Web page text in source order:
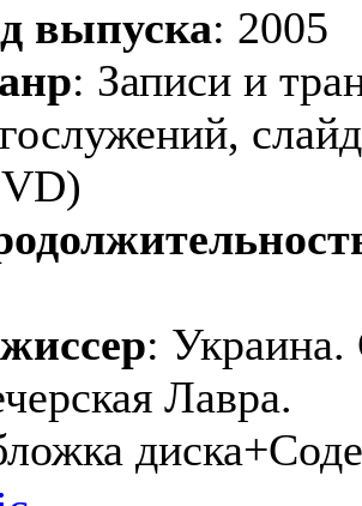
выпуска: 2005
: Записи и
: Украина.
Лавра.